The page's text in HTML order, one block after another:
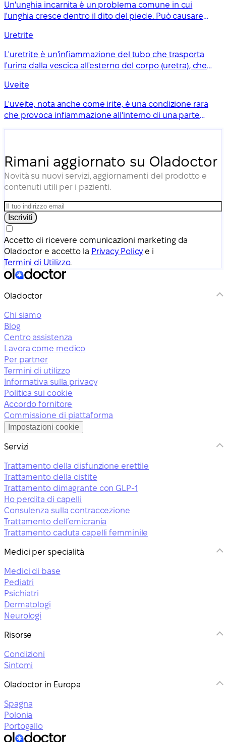
Un'unghia incarnita è un problema comune in cui
l'unghia cresce dentro il dito del piede. Può causare
fastidio.
Uretrite
L'uretrite è un'infiammazione del tubo che trasporta
l'urina dalla vescica all'esterno del corpo (uretra), che
daun'infezione sessualmentetrasmissibile (IST). È
importante curarla per evitare che si trasmetta ad altre
persone.
Uveite
L'uveite, nota anche come irite, è una condizione rara
che provoca infiammazione all'interno di una parte
Rimani aggiornato su Oladoctor
Novità su nuovi servizi, aggiornamenti del prodotto e
contenuti utili per i pazienti.
Iscriviti
Accetto di ricevere comunicazioni marketing da
Oladoctor e accetto la Privacy Policye i
Termini di Utilizzo.
Oladoctor
Chi siamo
Blog
Centro assistenza
Lavora come medico
Per partner
Termini di utilizzo
Informativa sulla privacy
Politica sui cookie
Accordo fornitore
Commissione di piattaforma
Impostazioni cookie
Servizi
Trattamento della disfunzione erettile
Trattamento della cistite
Trattamento dimagrante con GLP-1
Ho perdita di capelli
Consulenza sulla contraccezione
Trattamento dell’emicrania
Trattamento caduta capelli femminile
Medici per specialità
Medici di base
Pediatri
Psichiatri
Dermatologi
Neurologi
Risorse
Condizioni
Sintomi
Oladoctor in Europa
Spagna
Polonia
Portogallo